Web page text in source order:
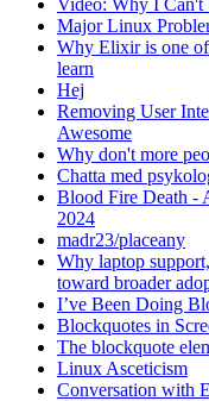
Major Linux
Why Elixir is one of
learn
Hej
Removing User
Awesome
Why don't more
Chatta med
Blood Fire Death -
2024
madr23/placeany
Why laptop
toward broader
I’ve Been Doing
Blockquotes in
The blockquote
Linux Asceticism
Conversation with